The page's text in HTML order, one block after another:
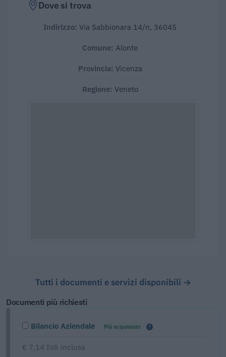
Dove si trova
Indirizzo: Via Sabbionara 14/n, 36045
Comune: Alonte
Provincia: Vicenza
Regione: Veneto
Tutti i documenti e servizi disponibili →
Documenti più richiesti
Bilancio Aziendale Più acquistato
€ 7,14 IVA inclusa